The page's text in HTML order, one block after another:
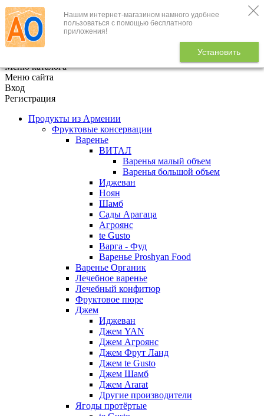
Нашим интернет-магазином намного удобнее
пользоваться с помощью бесплатного
приложения!
Установить
+7 (495) 646-888-1
В корзине
Меню каталога
Меню сайта
Вход
Регистрация
Продукты из Армении
Фруктовые консервации
Варенье
ВИТАЛ
Варенья малый объем
Варенья большой объем
Иджеван
Ноян
Шамб
Сады Арагаца
Агроянс
te Gusto
Варга - Фуд
Варенье Proshyan Food
Варенье Органик
Лечебное варенье
Лечебный конфитюр
Фруктовое пюре
Джем
Иджеван
Джем YAN
Джем Агроянс
Джем Фрут Ланд
Джем te Gusto
Джем Шамб
Джем Ararat
Другие производители
Ягоды протёртые